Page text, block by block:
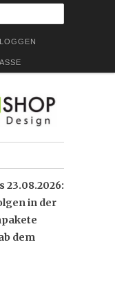
23.08.2026:
in der
dem